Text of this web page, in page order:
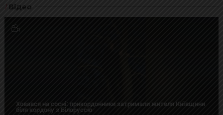
Відео
Ховався на сосні: прикордонники затримали жителя Київщини
біля кордону з Білоруссю